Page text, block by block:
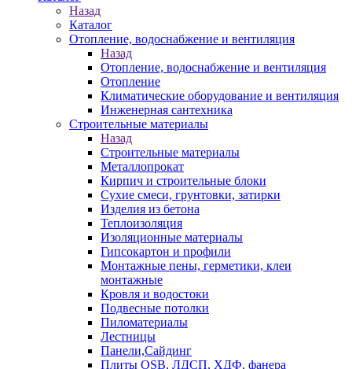
Назад
Каталог
Отопление, водоснабжение и вентиляция
Назад
Отопление, водоснабжение и вентиляция
Отопление
Климатические оборудование и вентиляция
Инженерная сантехника
Строительные материалы
Назад
Строительные материалы
Металлопрокат
Кирпич и строительные блоки
Сухие смеси, грунтовки, затирки
Изделия из бетона
Теплоизоляция
Изоляционные материалы
Гипсокартон и профили
Монтажные пены, герметики, клеи
монтажные
Кровля и водостоки
Подвесные потолки
Пиломатериалы
Лестницы
Панели,Сайдинг
Плиты OSB, ЛДСП, ХДФ, фанера